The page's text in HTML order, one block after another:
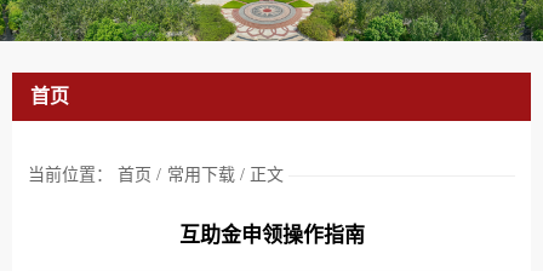
首页
当前位置： 首页 / 常用下载 / 正文
互助金申领操作指南